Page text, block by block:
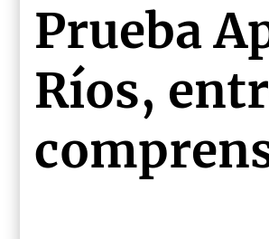
Prueba
Ríos,